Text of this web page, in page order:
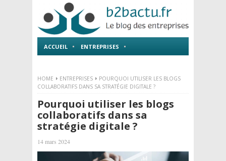
ACCUEIL ENTREPRISES
HOME ENTREPRISES
POURQUOI UTILISER LES BLOGS
COLLABORATIFS DANS SA STRATÉGIE DIGITALE ?
Pourquoi utiliser les blogs
collaboratifs dans sa
stratégie digitale ?
14 mars 2024